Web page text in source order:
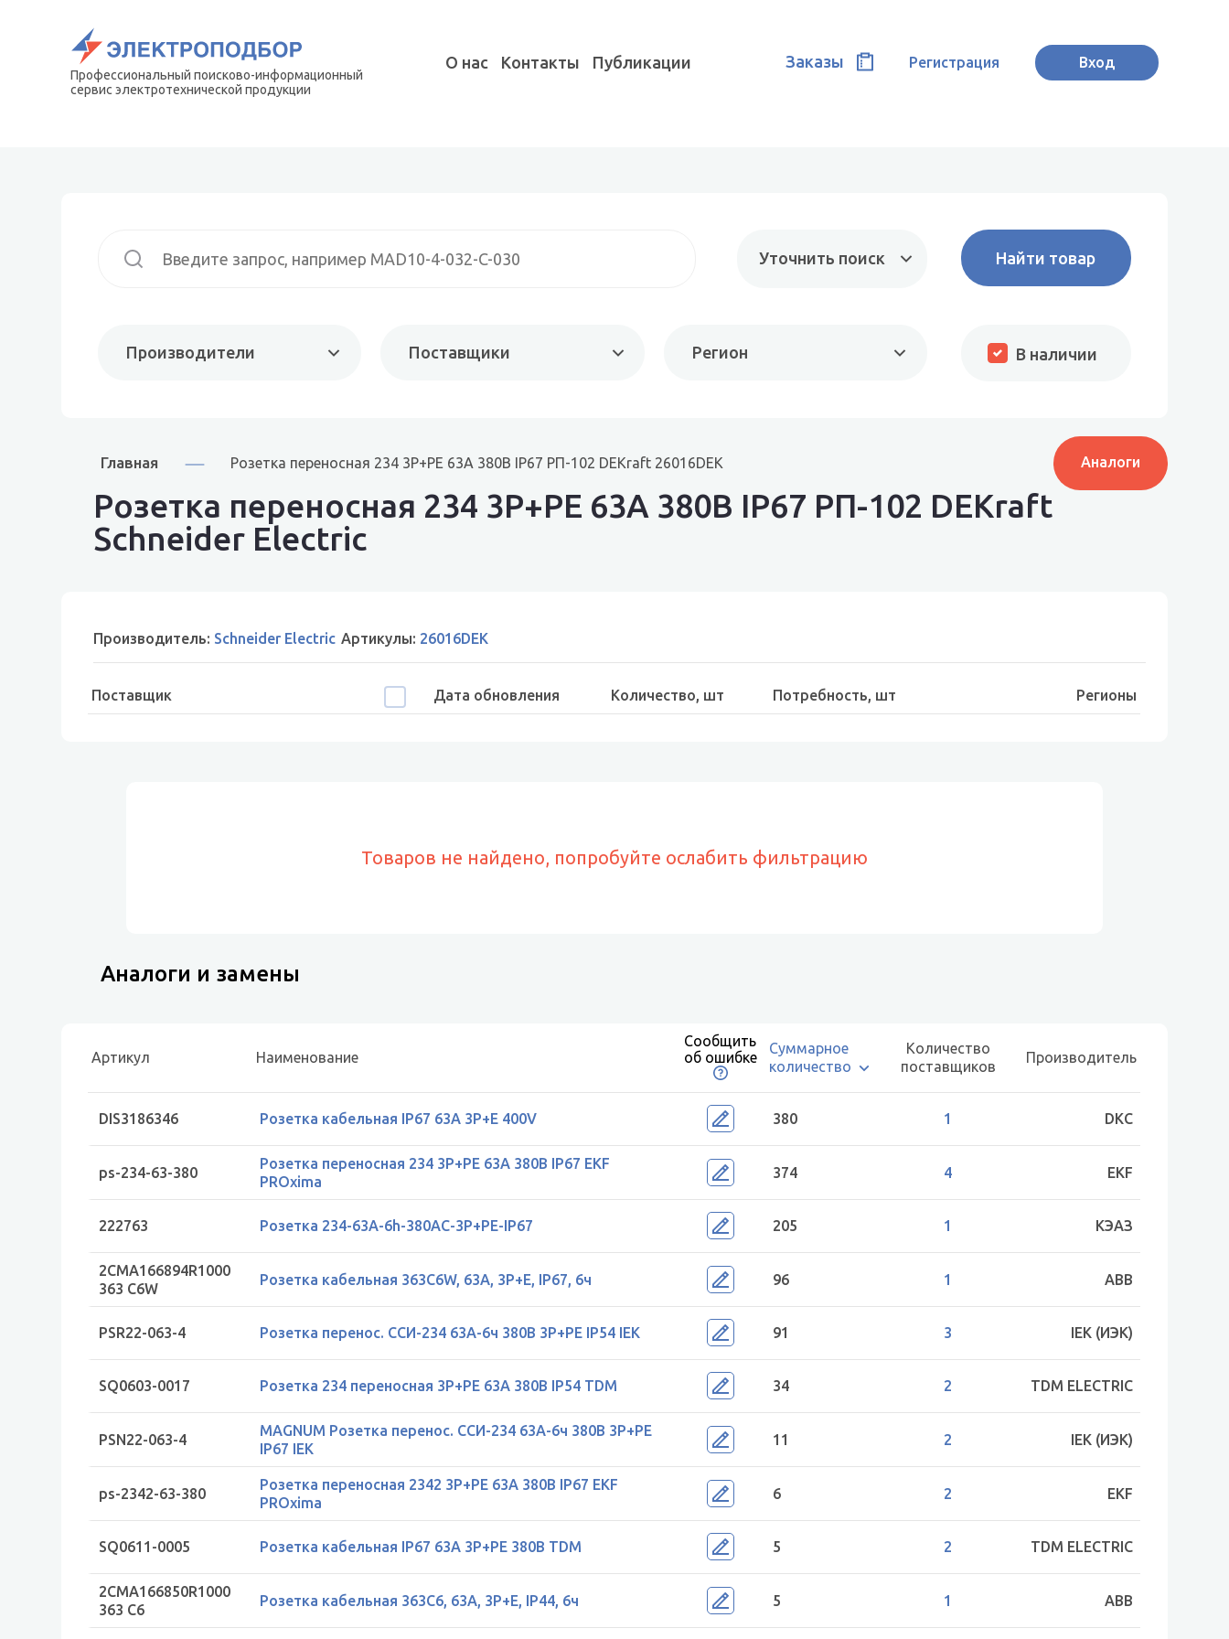
Профессиональный поисково-информационный
сервис электротехнической продукции
О нас Контакты Публикации Заказы Регистрация Вход
Уточнить поиск
Производители Поставщики Регион В наличии
Главная Розетка переносная 234 3Р+РЕ 63А 380В IP67 РП-102 DEKraft 26016DEK Аналоги
Розетка переносная 234 3Р+РЕ 63А 380В IP67 РП-102 DEKraft
Schneider Electric
Производитель: Schneider Electric Артикулы: 26016DEK
Поставщик Дата обновления Количество, шт Потребность, шт Регионы
Товаров не найдено, попробуйте ослабить фильтрацию
Аналоги и замены
Артикул Наименование
Сообщить
об ошибке
Суммарное
количество
Количество
поставщиков
Производитель
DIS3186346 Розетка кабельная IP67 63A 3P+E 400V 380 1 DKC
ps-234-63-380
Розетка переносная 234 3Р+РЕ 63А 380В IP67 EKF
PROxima
374 4 EKF
222763 Розетка 234-63А-6h-380AC-3P+PE-IP67 205 1 КЭАЗ
2CMA166894R1000
363 C6W
Розетка кабельная 363C6W, 63А, 3P+E, IP67, 6ч 96 1 ABB
PSR22-063-4 Розетка перенос. ССИ-234 63А-6ч 380В 3P+PE IP54 IEK 91 3 IEK (ИЭК)
SQ0603-0017 Розетка 234 переносная 3Р+РЕ 63А 380В IP54 TDM 34 2 TDM ELECTRIC
PSN22-063-4
MAGNUM Розетка перенос. ССИ-234 63А-6ч 380В 3P+PE
IP67 IEK
11 2 IEK (ИЭК)
ps-2342-63-380
Розетка переносная 2342 3Р+РЕ 63А 380В IP67 EKF
PROxima
6 2 EKF
SQ0611-0005 Розетка кабельная IP67 63А 3Р+РЕ 380В TDM 5 2 TDM ELECTRIC
2CMA166850R1000
363 C6
Розетка кабельная 363C6, 63А, 3P+E, IP44, 6ч 5 1 ABB